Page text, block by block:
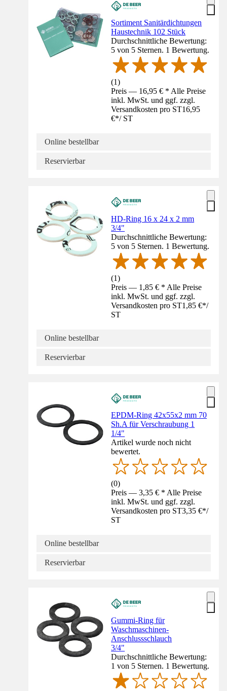
Sortiment Sanitärdichtungen
Haustechnik 102 Stück
Durchschnittliche Bewertung:
5 von 5 Sternen. 1 Bewertung.
(1)
Preis — 16,95 € * Alle Preise
inkl. MwSt. und ggf. zzgl.
Versandkosten pro ST16,95
€*/ ST
Online bestellbar
Reservierbar
HD-Ring 16 x 24 x 2 mm
3/4"
Durchschnittliche Bewertung:
5 von 5 Sternen. 1 Bewertung.
(1)
Preis — 1,85 € * Alle Preise
inkl. MwSt. und ggf. zzgl.
Versandkosten pro ST1,85 €*/
ST
Online bestellbar
Reservierbar
EPDM-Ring 42x55x2 mm 70
Sh.A für Verschraubung 1
1/4"
Artikel wurde noch nicht
bewertet.
(0)
Preis — 3,35 € * Alle Preise
inkl. MwSt. und ggf. zzgl.
Versandkosten pro ST3,35 €*/
ST
Online bestellbar
Reservierbar
Gummi-Ring für
Waschmaschinen-
Anschlussschlauch
3/4"
Durchschnittliche Bewertung:
1 von 5 Sternen. 1 Bewertung.